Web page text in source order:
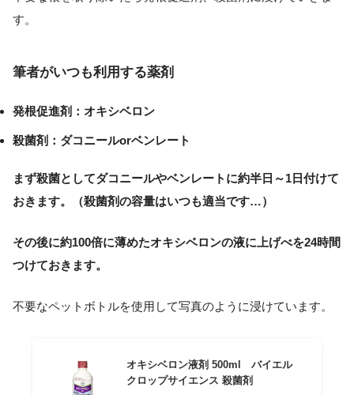
す。
筆者がいつも利用する薬剤
発根促進剤：オキシベロン
殺菌剤：ダコニールorベンレート
まず殺菌としてダコニールやベンレートに約半日～1日付けて
おきます。（殺菌剤の容量はいつも適当です…）
その後に約100倍に薄めたオキシベロンの液に上げべを24時間
つけておきます。
不要なペットボトルを使用して写真のように浸けています。
オキシベロン液剤 500ml バイエル
クロップサイエンス 殺菌剤